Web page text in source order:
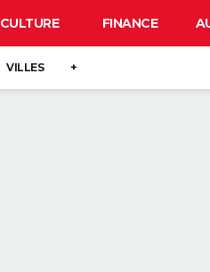
CULTURE FINANCE
VILLES +